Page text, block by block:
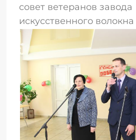
совет ветеранов завода
искусственного